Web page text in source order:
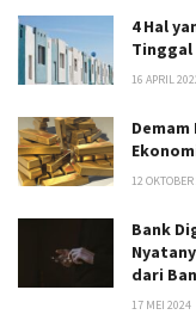
4 Hal
Tinggal
16 APRIL
Demam
12
Bank
dari
17 MEI 2024